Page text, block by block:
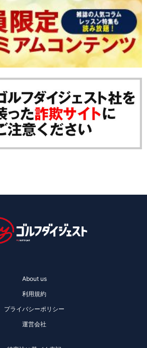
About us
利用規約
プライバシーポリシー
運営会社